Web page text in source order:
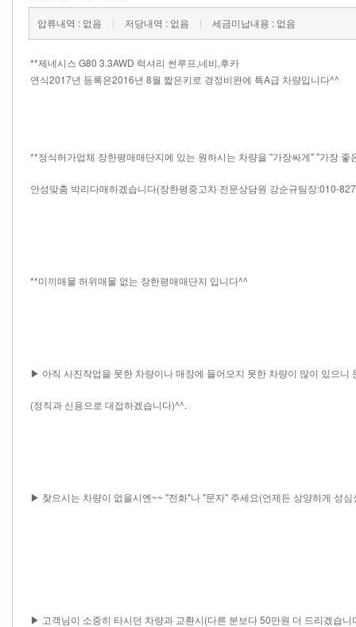
압류내역 : 없음 | 저당내역 : 없음 | 세금미납내용 : 없음
**제네시스 G80 3.3AWD 럭셔리 썬루프,네비,후카
연식2017년 등록은2016년 8월 짧은키로 경정비완에 특A급 차량입니다^^
**정식허가업체 장한평매매단지에 있는 원하시는 차량을 "가장싸게" "가장 좋
안성맞춤 박리다매하겠습니다(장한평중고차 전문상담원 강순규팀장:010-
**미끼매물 허위매물 없는 장한평매매단지 입니다^^
▶ 아직 사진작업을 못한 차량이나 매장에 들어오지 못한 차량이 많이 있으니
(정직과 신용으로 대접하겠습니다)^^.
▶ 찾으시는 차량이 없을시엔~~ "전화"나 "문자" 주세요(언제든 상양하게 성
▶ 고객님이 소중히 타시던 차량과 교환시(다른 분보다 50만원 더 드리겠습